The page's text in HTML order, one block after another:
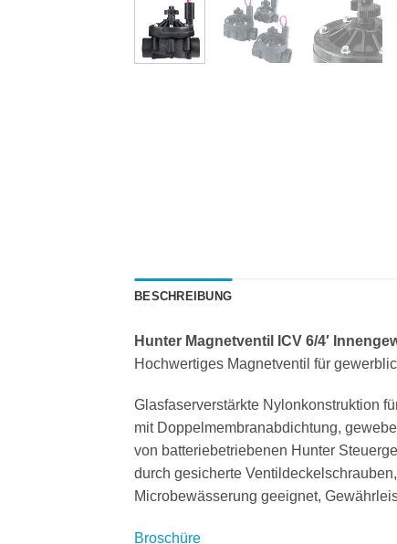
BESCHREIBUNG
Hunter Magnetventil ICV 6/4′
Hochwertiges Magnetventil für
Glasfaserverstärkte Nylonkonstruktion
mit Doppelmembranabdichtung,
von batteriebetriebenen Hunter
durch gesicherte
Microbewässerung geeignet,
Broschüre